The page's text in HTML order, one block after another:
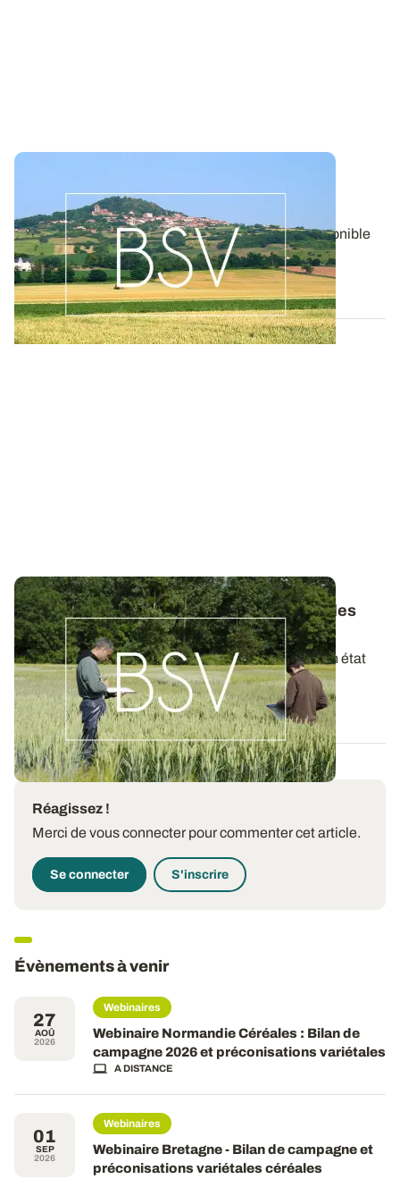
Grandes cultures
Aujourd'hui, le BSV Grandes cultures n°26 est disponible
pour la zone AUVERGNE.
05 AOÛT 2026
Bulletins de Santé du Végétal - Consultez les
derniers BSV de votre région
Ces bulletins, publiés chaque semaine, dressent un état
des lieux exhaustif des cultures...
19 MAI 2026
Réagissez !
Merci de vous connecter pour commenter cet article.
Se connecter S'inscrire
Évènements à venir
27
AOÛ
2026
Webinaires
Webinaire Normandie Céréales : Bilan de
campagne 2026 et préconisations variétales
A DISTANCE
01
SEP
2026
Webinaires
Webinaire Bretagne - Bilan de campagne et
préconisations variétales céréales